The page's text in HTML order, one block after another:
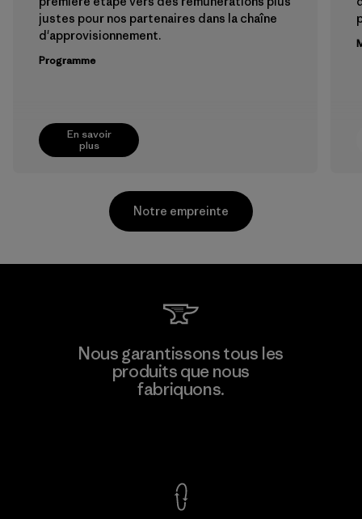
En savoir
plus
justes pour nos partenaires dans la chaîne
d'approvisionnement.
Programme
Toray International, Inc.
Material-supplier
Notre empreinte
Nous garantissons tous les
produits que nous
fabriquons.